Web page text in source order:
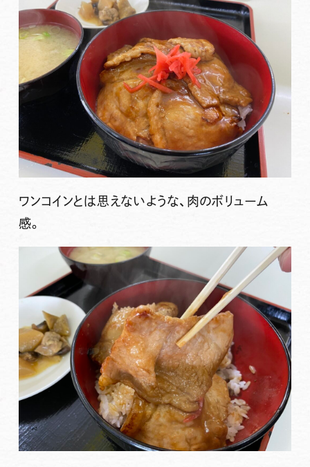
ワンコインとは思えないような、肉のボリューム
感。